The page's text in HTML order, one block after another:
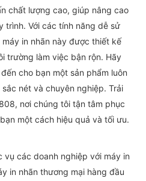
chất lượng cao, giúp nâng cao
trình. Với các tính năng dễ sử
in nhãn này được thiết kế
trường làm việc bận rộn. Hãy
cho bạn một sản phẩm luôn
nét và chuyên nghiệp. Trải
nơi chúng tôi tận tâm phục
một cách hiệu quả và tối ưu.
vụ các doanh nghiệp với máy in
in nhãn thương mại hàng đầu